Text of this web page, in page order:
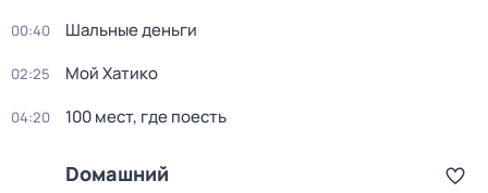
00:40 Шальные деньги
02:25 Мой Хатико
04:20 100 мест, где поесть
Dомашний